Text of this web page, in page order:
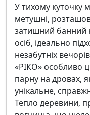
У тихому куточку
метушні,
затишний банний
осіб, ідеально
незабутніх
«РІКО» особливо
парну на дровах,
унікальне,
Тепло деревини,